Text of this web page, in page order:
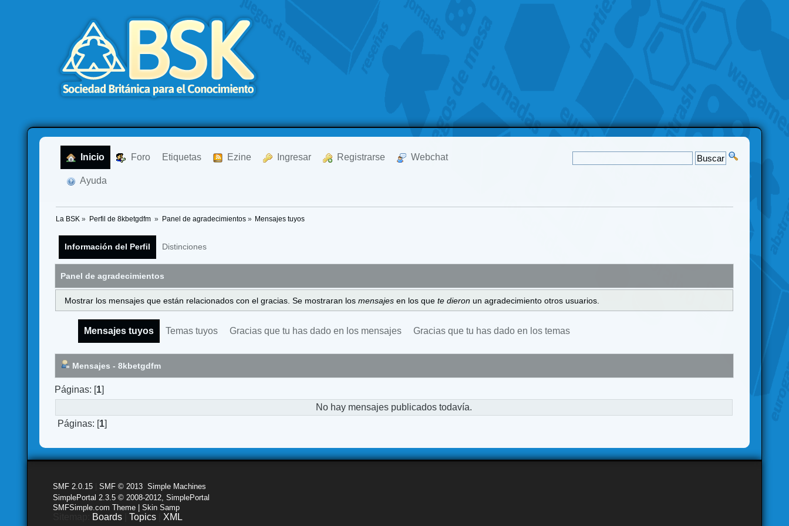
Inicio Foro Etiquetas Ezine Ingresar Registrarse Webchat
Ayuda
La BSK » Perfil de 8kbetgdfm » Panel de agradecimientos» Mensajes tuyos
Información del Perfil Distinciones
Panel de agradecimientos
Mostrar los mensajes que están relacionados con el gracias. Se mostraran los mensajes en los que te dieron un agradecimiento otros usuarios.
Mensajes tuyos Temas tuyos Gracias que tu has dado en los mensajes Gracias que tu has dado en los temas
Mensajes - 8kbetgdfm
Páginas: [1]
No hay mensajes publicados todavía.
Páginas: [1]
SMF 2.0.15 |SMF © 2013 ,Simple Machines
SimplePortal 2.3.5 © 2008-2012, SimplePortal
SMFSimple.com Theme | Skin Samp
Boards |Topics XML